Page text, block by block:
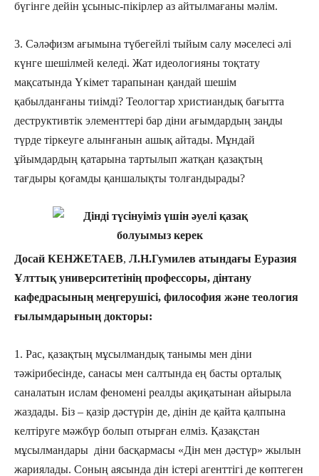
бүгінге дейін ұсыныс-пікірлер аз айтылмағаны мәлім.
3. Сәләфизм ағымына түбегейлі тыйым салу мәселесі әлі
күнге шешілмей келеді. Жат идеологияны тоқтату
мақсатында Үкімет тарапынан қандай шешім
қабылданғаны тиімді? Теологтар христиандық бағытта
деструктивтік элементтері бар діни ағымдардың заңды
түрде тіркеуге алынғанын ашық айтады. Мұндай
ұйымдардың қатарына тартылып жатқан қазақтың
тағдыры қоғамды қаншалықты толғандырады?
Досай КЕНЖЕТАЕВ, Л.Н.Гумилев атындағы Еуразия
Ұлттық университетінің профессоры, дінтану
кафедрасының меңгерушісі, философия және теология
ғылымдарының докторы:
1. Рас, қазақтың мұсылмандық танымы мен діни
тәжірибесінде, санасы мен салтында ең басты орталық
саналатын ислам феномені реалды ақиқатынан айырыла
жаздады. Біз – қазір дәстүрін де, дінін де қайта қалпына
келтіруге мәжбүр болып отырған елміз. Қазақстан
мұсылмандары діни басқармасы «Дін мен дәстүр» жылын
жариялады. Соның аясында дін істері агенттігі де көптеген